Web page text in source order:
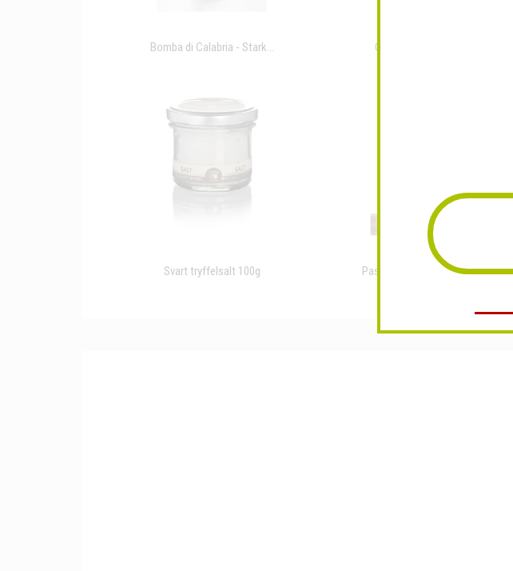
Bomba di Calabria - Stark... Olivolja med vit tryffel
Svart tryffelsalt 100g Pasta Chiarrejia Calabresi...